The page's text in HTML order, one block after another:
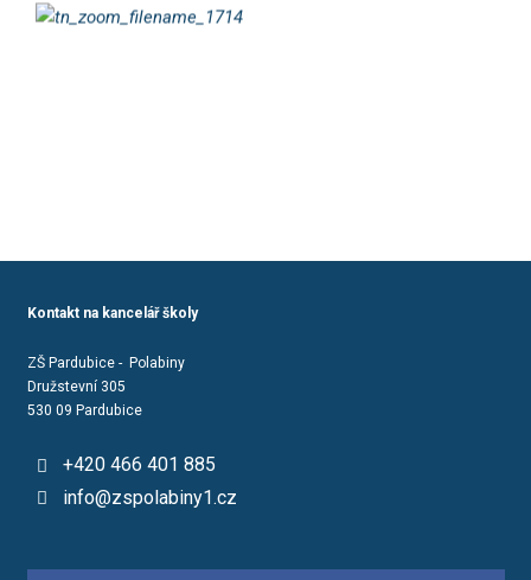
Kontakt na kancelář školy
ZŠ Pardubice - Polabiny
Družstevní 305
530 09 Pardubice
+420 466 401 885
info@zspolabiny1.cz